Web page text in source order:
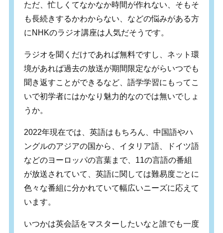
ただ、忙しくてなかなか時間が作れない、そもそ
も長続きするかわからない、などの悩みがある方
にNHKのラジオ講座は人気だそうです。
ラジオを聞くだけであれば無料ですし、ネット環
境があれば過去の放送が期間限定ながらいつでも
聞き返すことができるなど、語学学習にもってこ
いで初学者にはかなり魅力的なのでは無いでしょ
うか。
2022年現在では、英語はもちろん、中国語やハ
ングルのアジアの国から、イタリア語、ドイツ語
などのヨーロッパの言葉まで、11の言語の番組
が放送されていて、英語に関しては難易度ごとに
色々な番組に分かれていて幅広いニーズに応えて
います。
いつかは英会話をマスターしたいなと誰でも一度